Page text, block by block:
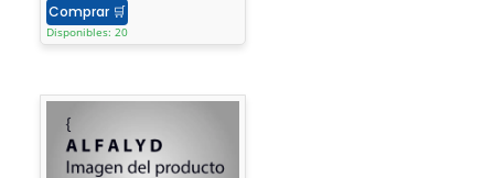
Comprar 🛒
Disponibles: 20